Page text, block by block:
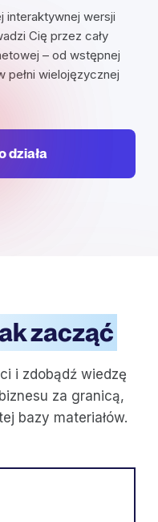
interaktywnej wersji
Cię przez cały
– od wstępnej
pełni wielojęzycznej
działa
zacząć
i zdobądź wiedzę
za granicą,
bazy materiałów.